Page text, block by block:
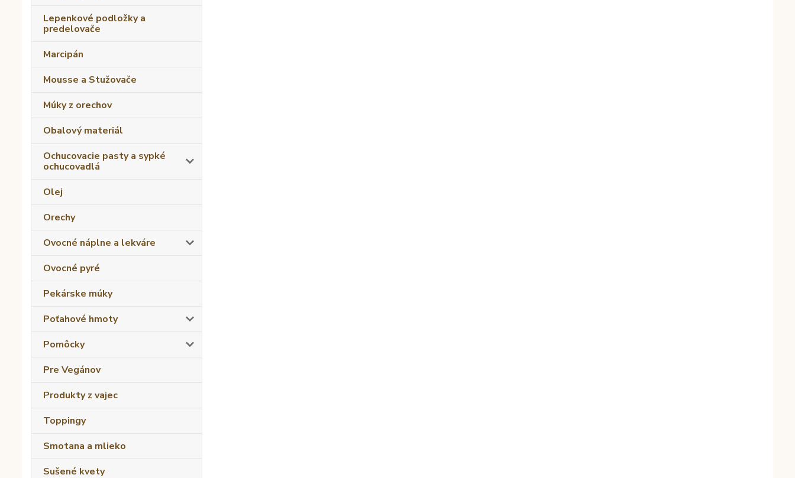
Lepenkové podložky a
predelovače
Marcipán
Mousse a Stužovače
Múky z orechov
Obalový materiál
Ochucovacie pasty a sypké
ochucovadlá
Olej
Orechy
Ovocné náplne a lekváre
Ovocné pyré
Pekárske múky
Poťahové hmoty
Pomôcky
Pre Vegánov
Produkty z vajec
Toppingy
Smotana a mlieko
Sušené kvety